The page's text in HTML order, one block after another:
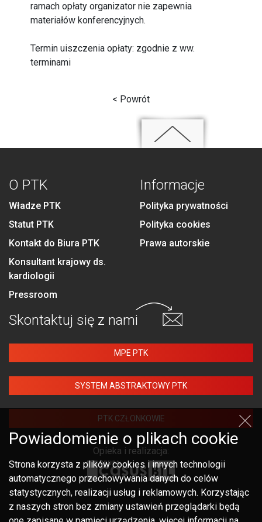
ramach opłaty organizator nie zapewnia
materiałów konferencyjnych.
Termin uiszczenia opłaty: zgodnie z ww.
terminami
< Powrót
O PTK
Władze PTK
Statut PTK
Kontakt do Biura PTK
Konsultant krajowy ds.
kardiologii
Pressroom
Informacje
Polityka prywatności
Polityka cookies
Prawa autorskie
Skontaktuj się z nami
MPE PTK
SYSTEM ABSTRAKTOWY PTK
PTK CZŁONKOWIE
Opieka i realizacja:
Powiadomienie o plikach cookie
Strona korzysta z plików cookies i innych technologii
automatycznego przechowywania danych do celów
statystycznych, realizacji usług i reklamowych. Korzystając
z naszych stron bez zmiany ustawień przeglądarki będą